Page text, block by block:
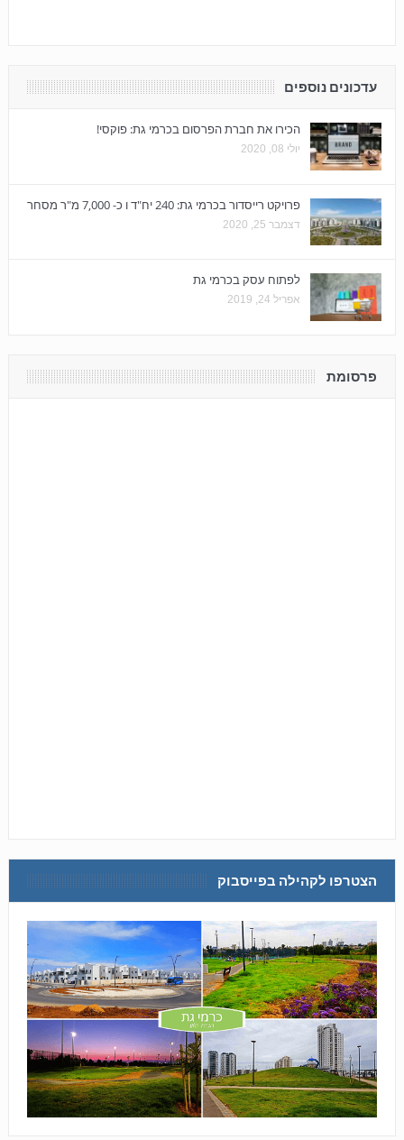
עדכונים נוספים
הכירו את חברת הפרסום בכרמי גת: פוקסי!
יולי 08, 2020
פרויקט רייסדור בכרמי גת: 240 יח"ד ו כ- 7,000 מ"ר מסחר
דצמבר 25, 2020
לפתוח עסק בכרמי גת
אפריל 24, 2019
פרסומת
הצטרפו לקהילה בפייסבוק